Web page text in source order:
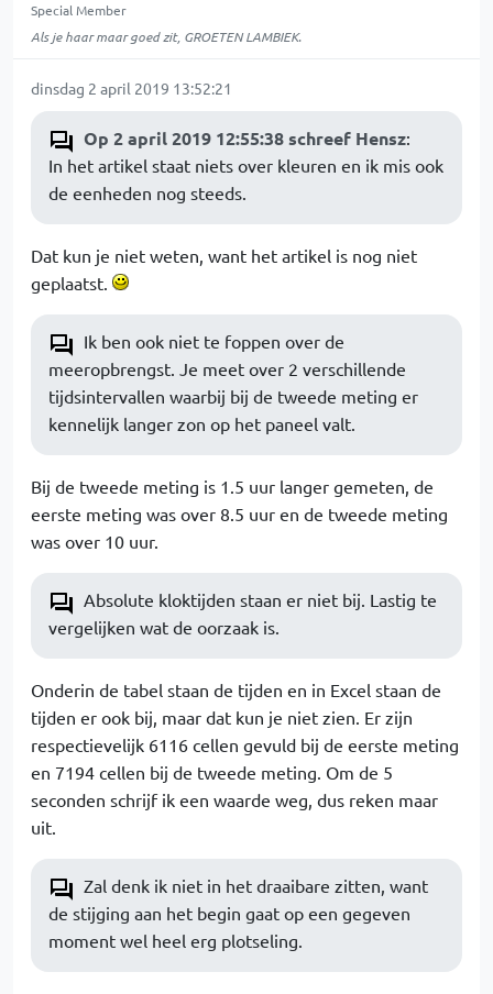
Special Member
Als je haar maar goed zit, GROETEN LAMBIEK.
dinsdag 2 april 2019 13:52:21
Op 2 april 2019 12:55:38 schreef Hensz:
In het artikel staat niets over kleuren en ik mis ook
de eenheden nog steeds.
Dat kun je niet weten, want het artikel is nog niet
geplaatst.
Ik ben ook niet te foppen over de
meeropbrengst. Je meet over 2 verschillende
tijdsintervallen waarbij bij de tweede meting er
kennelijk langer zon op het paneel valt.
Bij de tweede meting is 1.5 uur langer gemeten, de
eerste meting was over 8.5 uur en de tweede meting
was over 10 uur.
Absolute kloktijden staan er niet bij. Lastig te
vergelijken wat de oorzaak is.
Onderin de tabel staan de tijden en in Excel staan de
tijden er ook bij, maar dat kun je niet zien. Er zijn
respectievelijk 6116 cellen gevuld bij de eerste meting
en 7194 cellen bij de tweede meting. Om de 5
seconden schrijf ik een waarde weg, dus reken maar
uit.
Zal denk ik niet in het draaibare zitten, want
de stijging aan het begin gaat op een gegeven
moment wel heel erg plotseling.